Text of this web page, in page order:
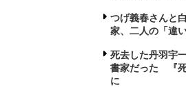
つげ義春さんと
家、二人の「違
死去した丹羽宇
書家だった 『
に